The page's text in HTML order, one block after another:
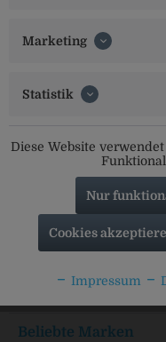
Social Media
Service Hotline
Shop Service
Beliebte Marken
Marketing
Statistik
Diese Website
Nur
Cookies
Impressum